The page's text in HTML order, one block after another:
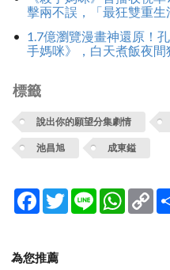
擊兩不誤，「最狂雙重
1.7億瀏覽漫畫神還原！
手媽咪》，白天煮飯夜間
標籤
說出你的願望分集劇情
池昌旭 成東鎰
Facebook
TwitterLine
為您推薦